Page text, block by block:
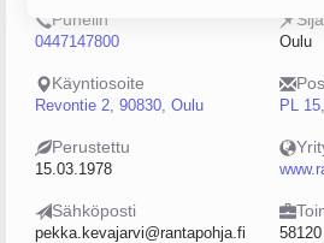
Puhelin
0447147800 Oulu
Käyntiosoite
Revontie 2, 90830, Oulu PL
Perustettu
15.03.1978
Sähköposti
pekka.kevajarvi@rantapohja.fi